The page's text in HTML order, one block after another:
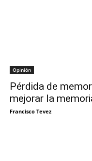
Opinión
Pérdida de
mejorar la
Francisco Tevez